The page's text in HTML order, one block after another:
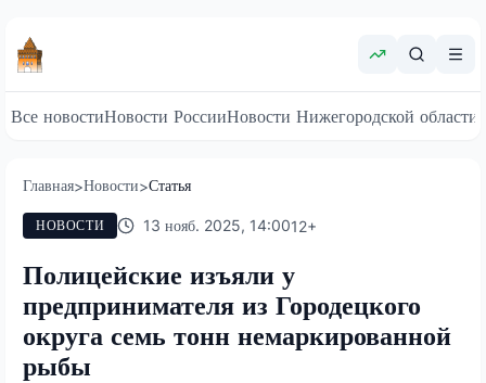
Все новостиНовости РоссииНовости Нижегородской области
Главная>Новости>Статья
НОВОСТИ 13 нояб. 2025, 14:0012+
Полицейские изъяли у
предпринимателя из Городецкого
округа семь тонн немаркированной
рыбы